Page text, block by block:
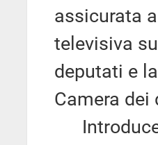
assicurata
televisiva
deputati e
Camera dei